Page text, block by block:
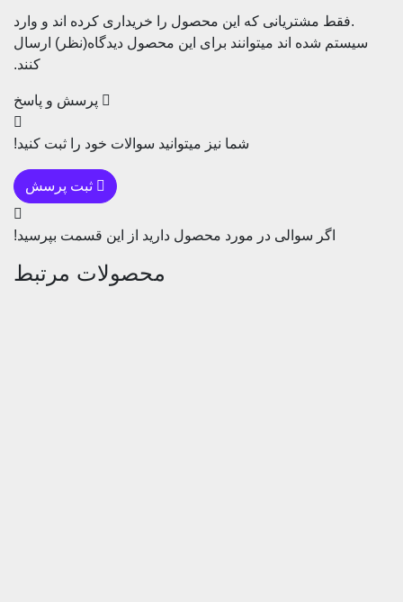
مشتریانی که این محصول را خریداری کرده اند و وارد
شده اند میتوانند برای این محصول دیدگاه(نظر) ارسال
پرسش و پاسخ
شما نیز میتوانید سوالات خود را ثبت کنید!
اگر سوالی در مورد محصول دارید از این قسمت بپرسید!
محصولات مرتبط